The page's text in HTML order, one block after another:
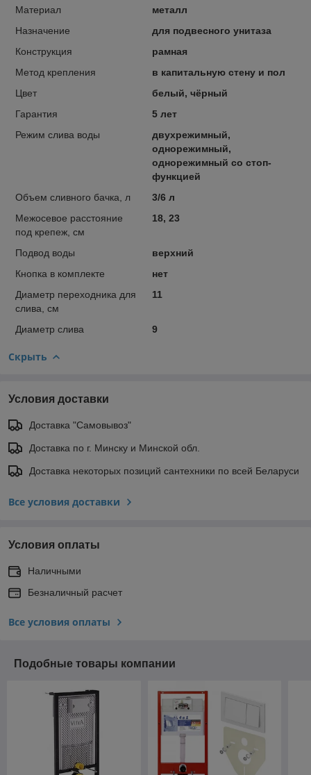
Материал
металл
Назначение
для подвесного унитаза
Конструкция
рамная
Метод крепления
в капитальную стену и пол
Цвет
белый, чёрный
Гарантия
5 лет
Режим слива воды
двухрежимный,
однорежимный,
однорежимный со стоп-
функцией
Объем сливного бачка, л
3/6 л
Межосевое расстояние
под крепеж, см
18, 23
Подвод воды
верхний
Кнопка в комплекте
нет
Диаметр переходника для
слива, см
11
Диаметр слива 9
Скрыть
Условия доставки
Доставка "Самовывоз"
Доставка по г. Минску и Минской обл.
Доставка некоторых позиций сантехники по всей Беларуси
Все условия доставки
Условия оплаты
Наличными
Безналичный расчет
Все условия оплаты
Подобные товары компании